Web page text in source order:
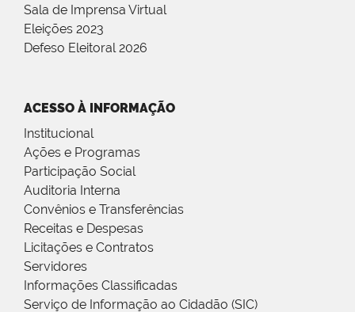
Sala de Imprensa Virtual
Eleições 2023
Defeso Eleitoral 2026
ACESSO À INFORMAÇÃO
Institucional
Ações e Programas
Participação Social
Auditoria Interna
Convênios e Transferências
Receitas e Despesas
Licitações e Contratos
Servidores
Informações Classificadas
Serviço de Informação ao Cidadão (SIC)